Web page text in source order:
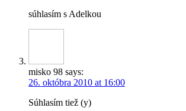
súhlasím s Adelkou
misko 98 says:
26. októbra 2010 at 16:00
Súhlasím tiež (y)